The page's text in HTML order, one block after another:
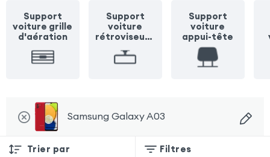
Support
voiture grille
d'aération
Support
voiture
rétroviseur /
Support
voiture
appui-tête
Samsung Galaxy A03
Trier par Filtres